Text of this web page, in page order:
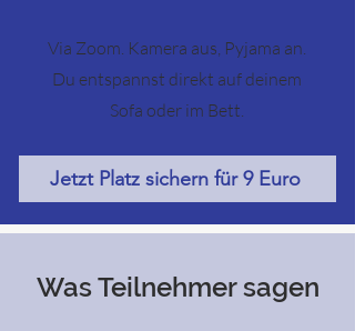
Via Zoom. Kamera aus, Pyjama an.
Du entspannst direkt auf deinem
Sofa oder im Bett.
Jetzt Platz sichern für 9 Euro
Was Teilnehmer sagen